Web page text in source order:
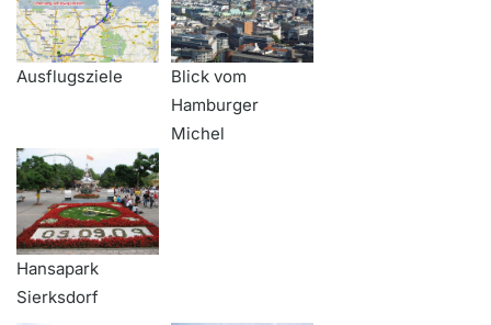
Ausflugsziele
Blick vom
Hamburger
Michel
Hansapark
Sierksdorf